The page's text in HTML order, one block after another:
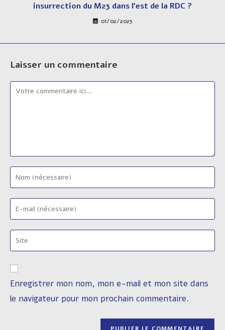
insurrection du M23 dans l’est de la RDC ?
01/02/2025
Laisser un commentaire
Comment
your
name
or
username
your
email
address
to
comment
l’URL
votre
site
(facultatif)
Enregistrer mon nom, mon e-mail et mon site dans
le navigateur pour mon prochain commentaire.